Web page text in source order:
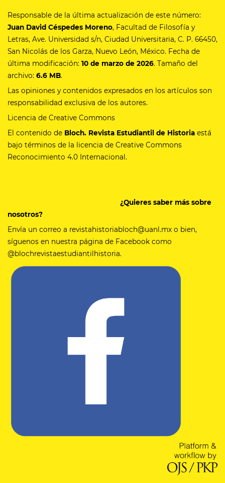
Responsable de la última actualización de este número:
Juan David Céspedes Moreno, Facultad de Filosofía y
Letras, Ave. Universidad s/n, Ciudad Universitaria, C. P. 66450,
San Nicolás de los Garza, Nuevo León, México. Fecha de
última modificación: 10 de marzo de 2026. Tamaño del
archivo: 6.6 MB.
Las opiniones y contenidos expresados en los artículos son
responsabilidad exclusiva de los autores.
Licencia de Creative Commons
El contenido de Bloch. Revista Estudiantil de Historia está
bajo términos de la licencia de Creative Commons
Reconocimiento 4.0 Internacional.
¿Quieres saber más sobre
nosotros?
Envía un correo a revistahistoriabloch@uanl.mx o bien,
síguenos en nuestra página de Facebook como
@blochrevistaestudiantilhistoria.